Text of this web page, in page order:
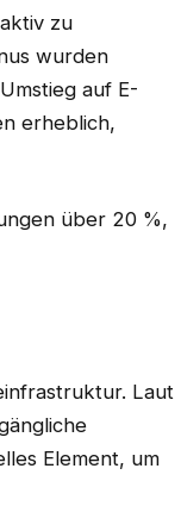
zu
wurden
auf E-
erheblich,
über 20 %,
Laut
Element, um